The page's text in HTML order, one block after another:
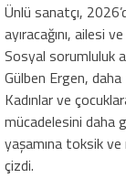
Ünlü sanatçı,
ayıracağını, ailesi
Sosyal sorumluluk
Gülben Ergen,
Kadınlar ve
mücadelesini daha
yaşamına toksik
çizdi.